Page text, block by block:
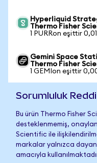
Hyperliquid
Thermo Fisher
1 PURRon eşittir
Gemini Space
Thermo Fisher
1 GEMIon eşittir
Sorumluluk Reddi
Bu ürün Thermo Fisher
desteklenmemiş,
Scientific ile
markalar yalnızca
amacıyla